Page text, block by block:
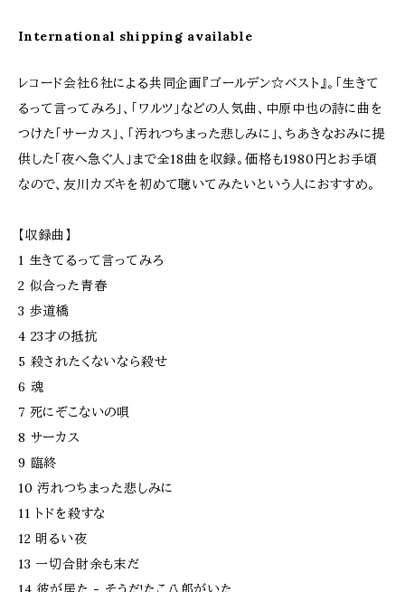
International shipping available
レコード会社６社による共同企画『ゴールデン☆ベスト』。「生きて
るって言ってみろ」、「ワルツ」などの人気曲、中原中也の詩に曲を
つけた「サーカス」、「汚れつちまった悲しみに」、ちあきなおみに提
供した「夜へ急ぐ人」まで全18曲を収録。価格も1980円とお手頃
なので、友川カズキを初めて聴いてみたいという人におすすめ。
【収録曲】
1 生きてるって言ってみろ
2 似合った青春
3 歩道橋
4 23才の抵抗
5 殺されたくないなら殺せ
6 魂
7 死にぞこないの唄
8 サーカス
9 臨終
10 汚れつちまった悲しみに
11 トドを殺すな
12 明るい夜
13 一切合財余も末だ